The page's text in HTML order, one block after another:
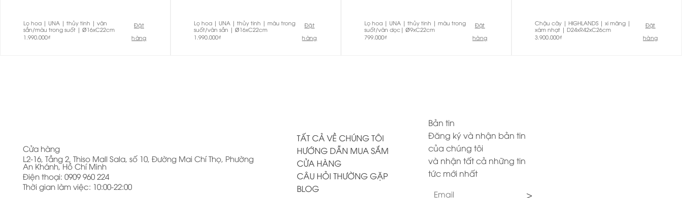
Lọ hoa | UNA | thủy tinh | vân
sần/màu trong suốt | Ø16xC22cm
1.990.000₫
Đặt
hàng
Lọ hoa | UNA | thủy tinh | màu trong
suốt/vân sần | Ø16xC22cm
1.990.000₫
Đặt
hàng
Lọ hoa | UNA | thủy tinh | màu trong
suốt/vân dọc| Ø9xC22cm
799.000₫
Đặt
hàng
Chậu cây | HIGHLANDS | xi măng |
xám nhạt | D24xR42xC26cm
3.900.000₫
Đặt
hàng
Cửa hàng
L2-16, Tầng 2, Thiso Mall Sala, số 10, Đường Mai Chí Thọ, Phường
An Khánh, Hồ Chí Minh
Điện thoại: 0909 960 224
Thời gian làm việc: 10:00-22:00
TẤT CẢ VỀ CHÚNG TÔI
HƯỚNG DẪN MUA SẮM
CỬA HÀNG
CÂU HỎI THƯỜNG GẶP
BLOG
Bản tin
Đăng ký và nhận bản tin
của chúng tôi
và nhận tất cả những tin
tức mới nhất